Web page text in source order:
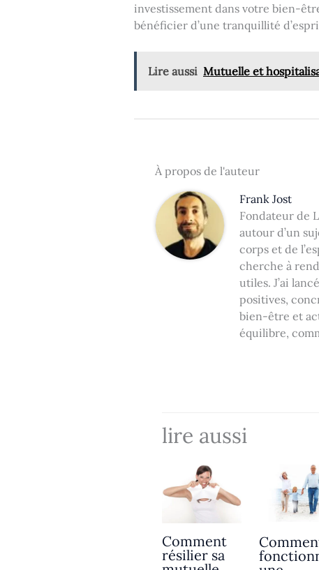
investissement dans votre bien-
bénéficier d’une tranquillité
Lire aussi Mutuelle et
À propos de l'auteur
Frank Jost
Fondateur de
autour d’un
corps et de
cherche à
utiles. J’ai
positives,
bien-être et
équilibre,
lire aussi
Comment
résilier sa